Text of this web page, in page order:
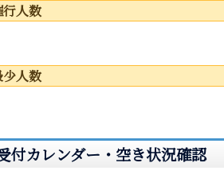
人数
人数
付カレンダー・空き状況確認